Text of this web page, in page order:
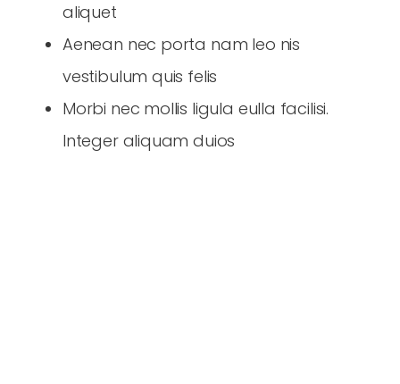
aliquet
Aenean nec porta nam leo nis
vestibulum quis felis
Morbi nec mollis ligula eulla facilisi.
Integer aliquam duios